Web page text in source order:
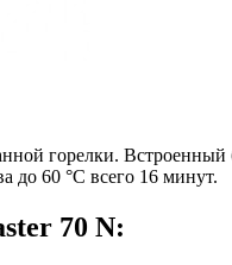
горелки.
до 60 °C всего 16 минут.
70 N: